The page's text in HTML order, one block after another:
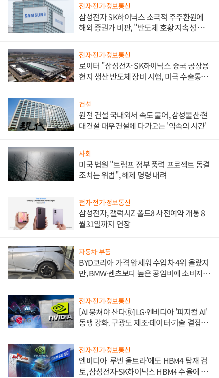
전자·전기·정보통신
삼성전자 SK하이닉스 소극적 주주환원에
해외 증권가 비판, "반도체 호황 지속성 의
전자·전기·정보통신
로이터 "삼성전자 SK하이닉스 중국 공장용
현지 생산 반도체 장비 시험, 미국 수출통제
건설
원전 건설 국내외서 속도 붙어, 삼성물산·현
대건설·대우건설에 다가오는 '약속의 시간'
사회
미국 법원 "트럼프 정부 풍력 프로젝트 동결
조치는 위법", 해제 명령 내려
전자·전기·정보통신
삼성전자, 갤럭시Z 폴드8 사전예약 개통 8
월31일까지 연장
자동차·부품
BYD코리아 가격 앞세워 수입차 4위 올랐지
만, BMW·벤츠보다 높은 공임비에 소비자
전자·전기·정보통신
[AI 뭉쳐야 산다⑧] LG·엔비디아 '피지컬 AI'
동맹 강화, 구광모 제조·데이터·기술 결집
전자·전기·정보통신
엔비디아 '루빈 울트라'에도 HBM4 탑재 검
토, 삼성전자·SK하이닉스 HBM4 수율에 주